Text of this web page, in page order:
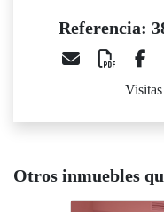
Referencia:
Otros inmuebles